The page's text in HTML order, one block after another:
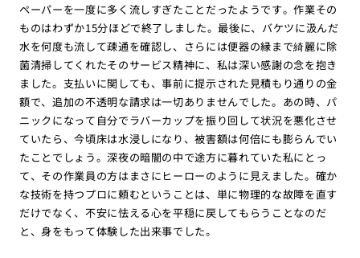
ペーパーを一度に多く流しすぎたことだったようです。作業その
ものはわずか15分ほどで終了しました。最後に、バケツに汲んだ
水を何度も流して疎通を確認し、さらには便器の縁まで綺麗に除
菌清掃してくれたそのサービス精神に、私は深い感謝の念を抱き
ました。支払いに関しても、事前に提示された見積もり通りの金
額で、追加の不透明な請求は一切ありませんでした。あの時、パ
ニックになって自分でラバーカップを振り回して状況を悪化させ
ていたら、今頃床は水浸しになり、被害額は何倍にも膨らんでい
たことでしょう。深夜の暗闇の中で途方に暮れていた私にとっ
て、その作業員の方はまさにヒーローのように見えました。確か
な技術を持つプロに頼むということは、単に物理的な故障を直す
だけでなく、不安に怯える心を平穏に戻してもらうことなのだ
と、身をもって体験した出来事でした。